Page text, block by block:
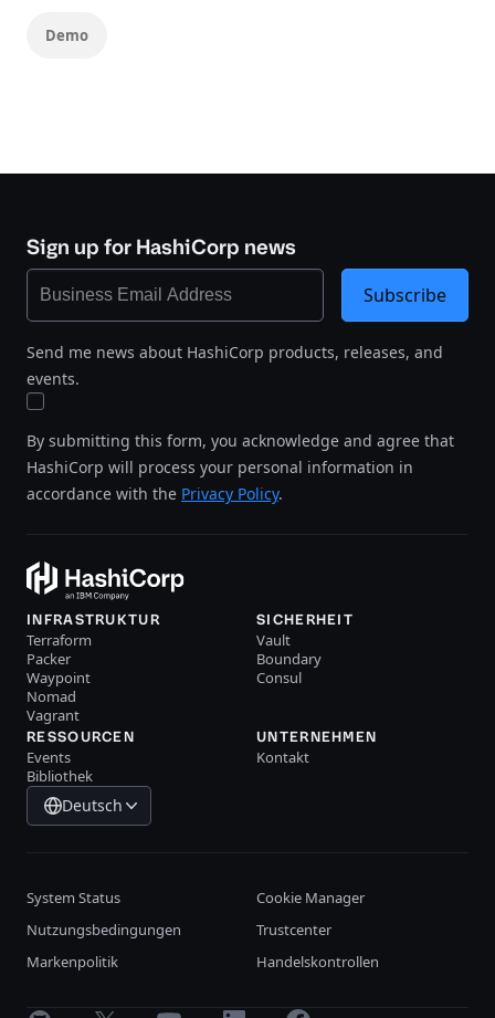
Demo
Sign up for HashiCorp news
Send me news about HashiCorp products, releases, and
events.
By submitting this form, you acknowledge and agree that
HashiCorp will process your personal information in
accordance with the Privacy Policy.
Subscribe
INFRASTRUKTUR
Terraform
Packer
Waypoint
Nomad
Vagrant
SICHERHEIT
Vault
Boundary
Consul
RESSOURCEN
Events
Bibliothek
UNTERNEHMEN
Kontakt
Deutsch
System Status
Cookie Manager
Nutzungsbedingungen
Trustcenter
Markenpolitik
Handelskontrollen